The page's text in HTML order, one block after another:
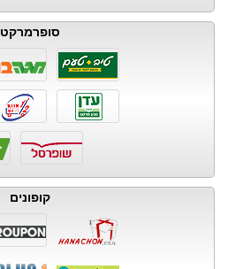
סופרמרקט
קופונים